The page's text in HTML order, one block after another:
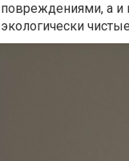
повреждениями, а и
экологически